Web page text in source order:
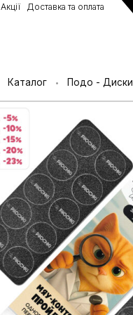
Акції
Доставка та оплата
Каталог • Подо - Диски